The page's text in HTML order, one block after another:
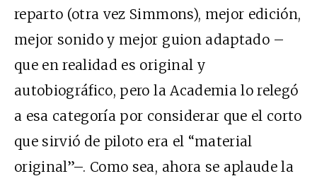
reparto (otra vez Simmons), mejor edición,
mejor sonido y mejor guion adaptado –
que en realidad es original y
autobiográfico, pero la Academia lo relegó
a esa categoría por considerar que el corto
que sirvió de piloto era el “material
original”–. Como sea, ahora se aplaude la